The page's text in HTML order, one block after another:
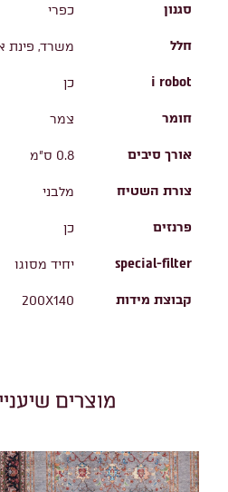
סגנון כפרי
חלל משרד, פינת
i robot כן
חומר צמר
אורך סיבים 0.8 ס"מ
צורת השטיח מלבני
פרנזים כן
special-filter יחיד מסוגו
קבוצת מידות 200X140
מוצרים